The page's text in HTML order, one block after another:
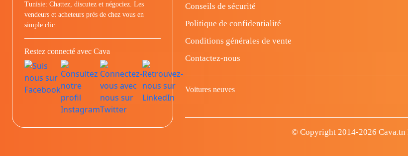
Tunisie: Chattez, discutez et négociez. Les
vendeurs et acheteurs prés de chez vous en
simple clic.
Restez connecté avec Cava
Conseils de sécurité
Politique de confidentialité
Conditions générales de vente
Contactez-nous
Voitures neuves
© Copyright 2014-2026 Cava.tn